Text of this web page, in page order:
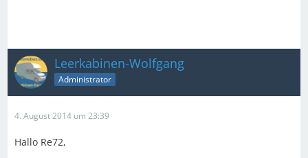
Leerkabinen-Wolfgang
Administrator
4. August 2014 um 23:39
Hallo Re72,